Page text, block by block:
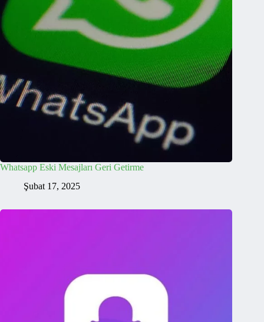
Whatsapp Eski Mesajları Geri Getirme
Şubat 17, 2025